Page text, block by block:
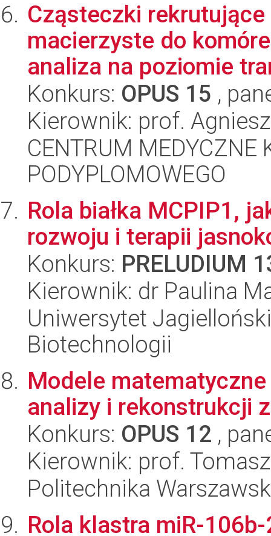
Cząsteczki
macierzyste do
analiza na poziomie
Konkurs: OPUS 15 ,
Kierownik: prof.
CENTRUM MEDYCZNE
PODYPLOMOWEGO
Rola białka MCPIP1,
rozwoju i terapii
Konkurs: PRELUDIUM
Kierownik: dr Paulina
Uniwersytet
Biotechnologii
Modele
analizy i rekonstrukcji
Konkurs: OPUS 12 ,
Kierownik: prof.
Politechnika
Rola klastra miR-